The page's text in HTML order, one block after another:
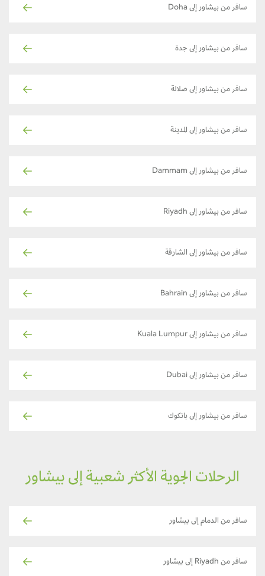
سافر من بيشاور إلى Doha
سافر من بيشاور إلى جدة
سافر من بيشاور إلى صلالة
سافر من بيشاور إلى المدينة
سافر من بيشاور إلى Dammam
سافر من بيشاور إلى Riyadh
سافر من بيشاور إلى الشارقة
سافر من بيشاور إلى Bahrain
سافر من بيشاور إلى Kuala Lumpur
سافر من بيشاور إلى Dubai
سافر من بيشاور إلى بانكوك
الرحلات الجوية الأكثر شعبية إلى بيشاور
سافر من الدمام إلى بيشاور
سافر من Riyadh إلى بيشاور